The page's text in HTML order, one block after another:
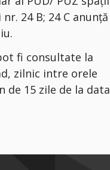
24 B; 24 C anunță
fi consultate la
zilnic intre orele
de 15 zile de la data